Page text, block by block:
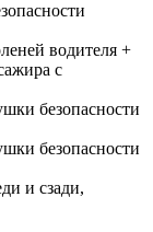
водителя +
с
безопасности
безопасности
и сзади,